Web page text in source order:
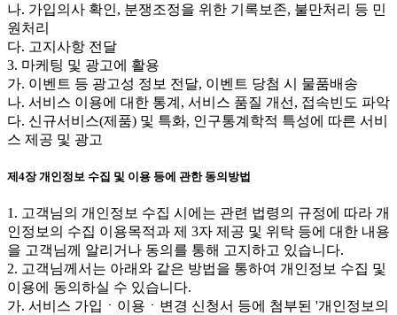
나. 가입의사 확인, 분쟁조정을 위한 기록보존, 불만처리 등 민
원처리
다. 고지사항 전달
3. 마케팅 및 광고에 활용
가. 이벤트 등 광고성 정보 전달, 이벤트 당첨 시 물품배송
나. 서비스 이용에 대한 통계, 서비스 품질 개선, 접속빈도 파악
다. 신규서비스(제품) 및 특화, 인구통계학적 특성에 따른 서비
스 제공 및 광고
제4장 개인정보 수집 및 이용 등에 관한 동의방법
1. 고객님의 개인정보 수집 시에는 관련 법령의 규정에 따라 개
인정보의 수집 이용목적과 제 3자 제공 및 위탁 등에 대한 내용
을 고객님께 알리거나 동의를 통해 고지하고 있습니다.
2. 고객님께서는 아래와 같은 방법을 통하여 개인정보 수집 및
이용에 동의하실 수 있습니다.
가. 서비스 가입ㆍ이용ㆍ변경 신청서 등에 첨부된 '개인정보의